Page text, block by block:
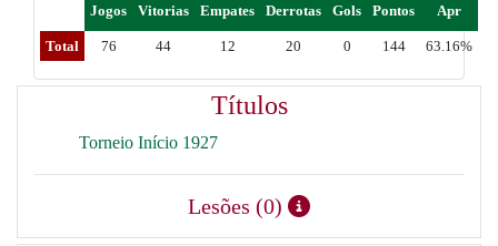
Jogos Vitorias Empates Derrotas Gols Pontos Apr
Total 76 44 12 20 0 144 63.16%
Títulos
Torneio Início 1927
Lesões (0)